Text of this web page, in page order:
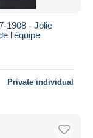
1908 - Jolie
l'équipe
Private individual